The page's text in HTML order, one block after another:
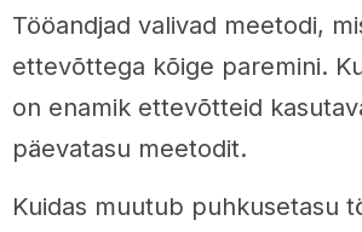
Tööandjad valivad meetodi,
ettevõttega kõige paremini.
on enamik ettevõtteid
päevatasu meetodit.
Kuidas muutub puhkusetasu